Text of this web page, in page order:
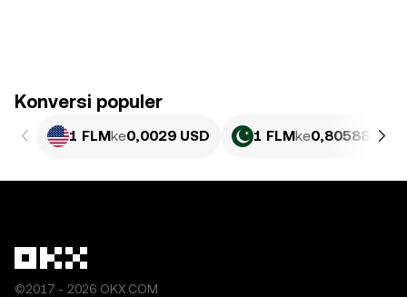
Konversi populer
1 FLMke0,0029 USD 1 FLMke0,80588 PKR
©2017 - 2026 OKX.COM